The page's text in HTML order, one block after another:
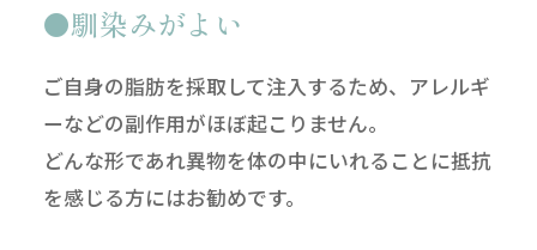
馴染みがよい
ご自身の脂肪を採取して注入するため、アレルギ
ーなどの副作用がほぼ起こりません。
どんな形であれ異物を体の中にいれることに抵抗
を感じる方にはお勧めです。